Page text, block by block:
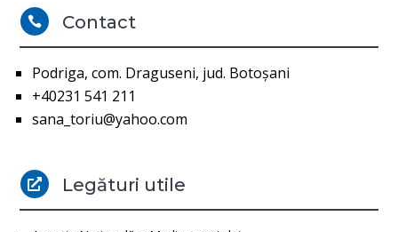
 Contact
Podriga, com. Draguseni, jud. Botoşani
+40231 541 211
sana_toriu@yahoo.com
 Legături utile